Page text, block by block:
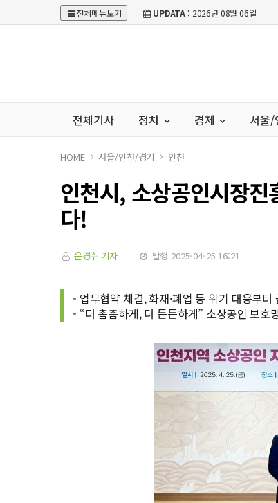
전체메뉴보기 UPDATA : 2026년 08월 06일
전체기사 정치 경제 서울/
HOME 서울/인천/경기 인천
인천시, 소상공인시장
다!
윤경수 기자 발행 2025-04-25 16:21
- 업무협약 체결, 화재·폐업 등 위기 대응부
- “더 촘촘하게, 더 든든하게” 소상공인 보호